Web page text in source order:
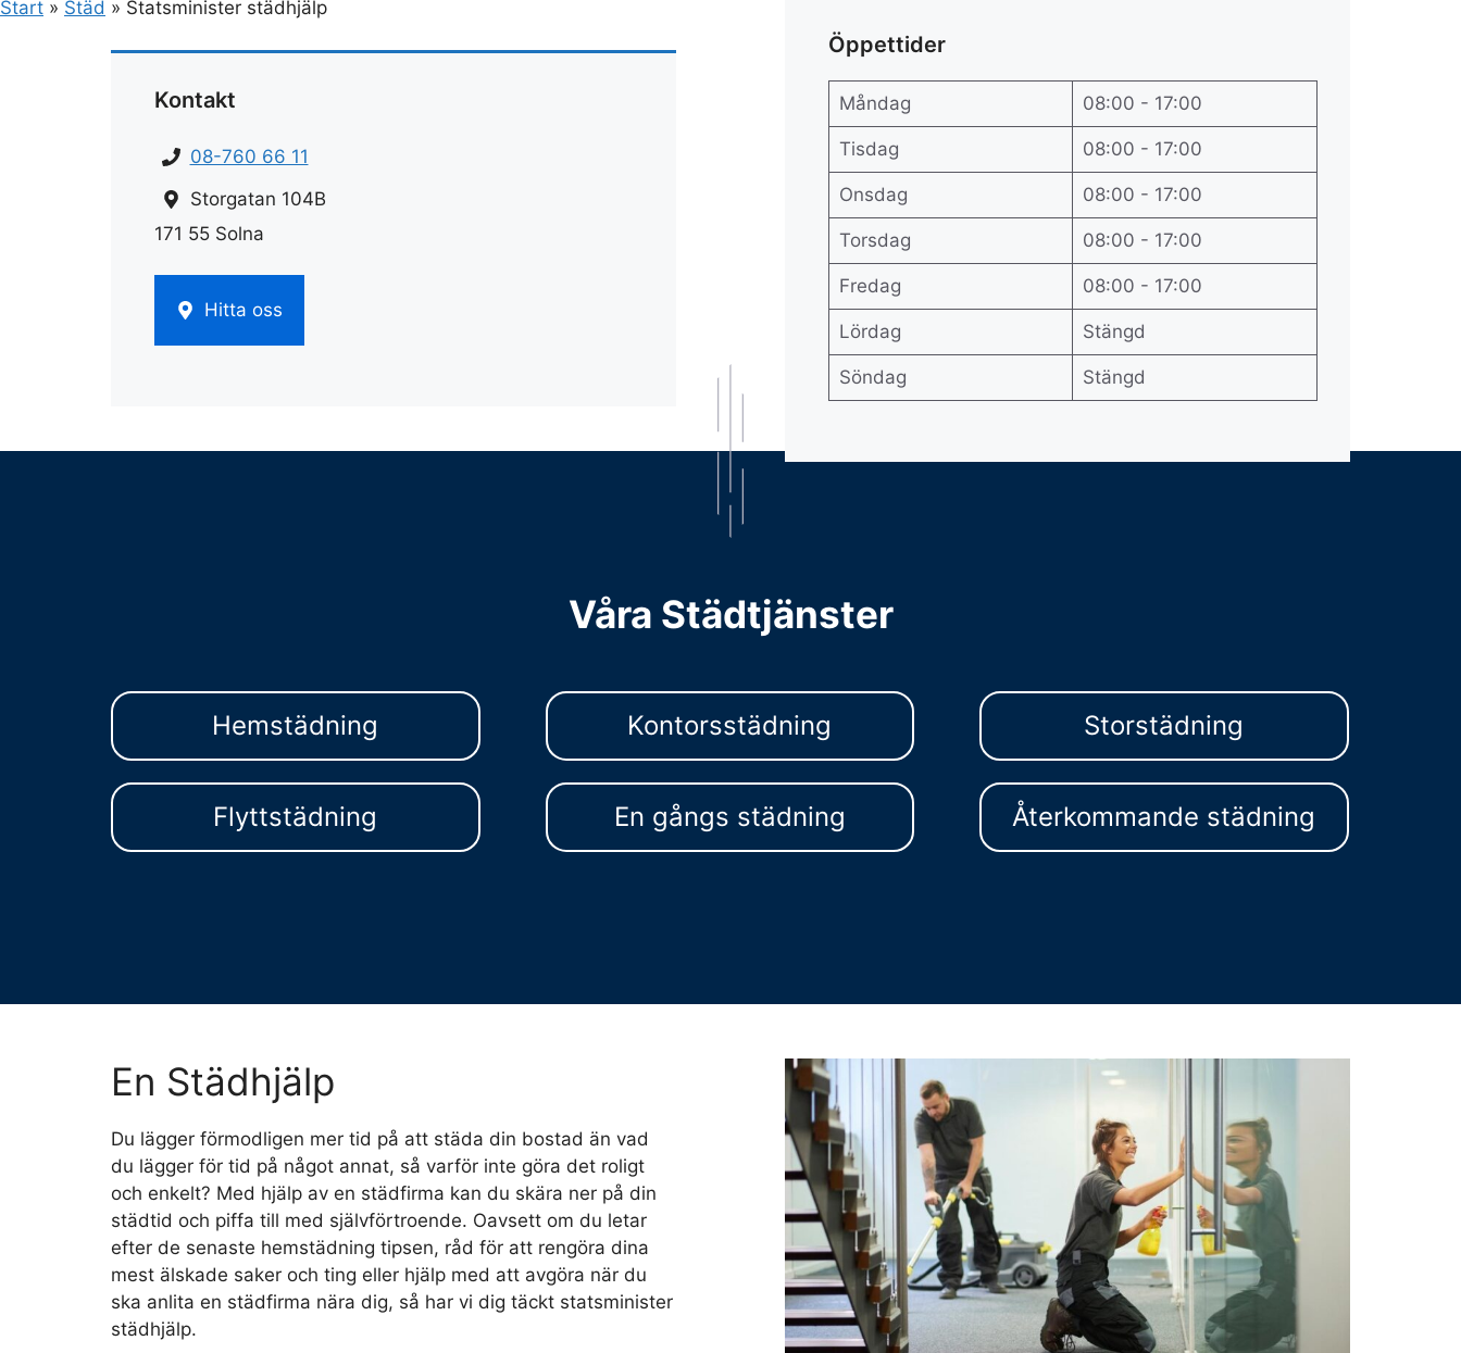
Start » Städ » Statsminister städhjälp
Kontakt
08-760 66 11
Storgatan 104B
171 55 Solna
Hitta oss
Öppettider
Måndag 08:00 - 17:00
Tisdag 08:00 - 17:00
Onsdag 08:00 - 17:00
Torsdag 08:00 - 17:00
Fredag 08:00 - 17:00
Lördag Stängd
Söndag Stängd
Våra Städtjänster
Hemstädning Kontorsstädning Storstädning
Flyttstädning En gångs städning Återkommande städning
En Städhjälp
Du lägger förmodligen mer tid på att städa din bostad än vad
du lägger för tid på något annat, så varför inte göra det roligt
och enkelt? Med hjälp av en städfirma kan du skära ner på din
städtid och piffa till med självförtroende. Oavsett om du letar
efter de senaste hemstädning tipsen, råd för att rengöra dina
mest älskade saker och ting eller hjälp med att avgöra när du
ska anlita en städfirma nära dig, så har vi dig täckt statsminister
städhjälp.